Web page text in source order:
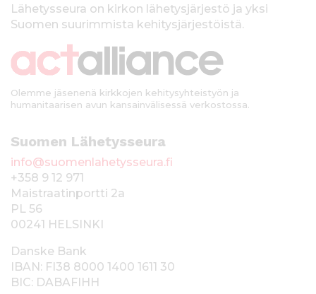
kLähetysseura on kirkon lähetysjärjestö ja yksi
Suomen suurimmista kehitysjärjestöistä.
Olemme jäsenenä kirkkojen kehitysyhteistyön ja
humanitaarisen avun kansainvälisessä verkostossa.
Suomen Lähetysseura
info@suomenlahetysseura.fi
+358 9 12 971
Maistraatinportti 2a
PL 56
00241 HELSINKI
Danske Bank
IBAN: FI38 8000 1400 1611 30
BIC: DABAFIHH